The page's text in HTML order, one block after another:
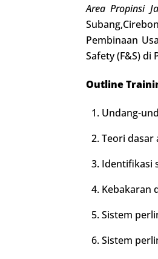
Area Propinsi
Pembinaan
Safety (F&S) di
Outline
Undang-
Teori dasar
Identifikasi
Kebakaran
Sistem
Sistem